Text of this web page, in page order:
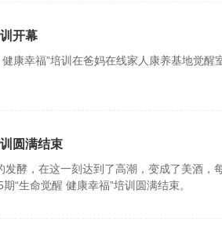
开幕
康幸福”培训在爸妈在线家人康养基地觉
圆满结束
酵，在这一刻达到了高潮，变成了美酒，
“生命觉醒 健康幸福”培训圆满结束。